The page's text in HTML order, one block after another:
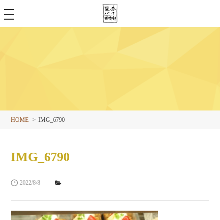
toggle
navigation
HOME IMG_6790
IMG_6790
2022/8/8